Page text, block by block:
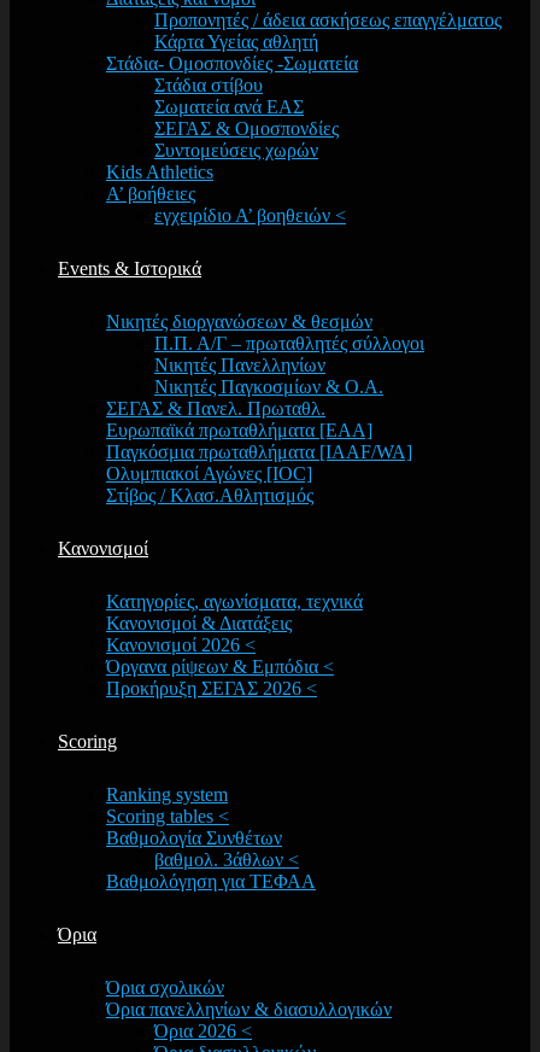
Προπονητές / άδεια ασκήσεως επαγγέλματος
Κάρτα Υγείας αθλητή
Στάδια- Ομοσπονδίες -Σωματεία
Στάδια στίβου
Σωματεία ανά ΕΑΣ
ΣΕΓΑΣ & Ομοσπονδίες
Συντομεύσεις χωρών
Kids Athletics
Α’ βοήθειες
εγχειρίδιο Α’ βοηθειών <
Events & Ιστορικά
Νικητές διοργανώσεων & θεσμών
Π.Π. Α/Γ – πρωταθλητές σύλλογοι
Νικητές Πανελληνίων
Νικητές Παγκοσμίων & Ο.Α.
ΣΕΓΑΣ & Πανελ. Πρωταθλ.
Ευρωπαϊκά πρωταθλήματα [EAA]
Παγκόσμια πρωταθλήματα [IAAF/WA]
Ολυμπιακοί Αγώνες [IOC]
Στίβος / Κλασ.Αθλητισμός
Κανονισμοί
Κατηγορίες, αγωνίσματα, τεχνικά
Κανονισμοί & Διατάξεις
Κανονισμοί 2026 <
Όργανα ρίψεων & Εμπόδια <
Προκήρυξη ΣΕΓΑΣ 2026 <
Scoring
Ranking system
Scoring tables <
Βαθμολογία Συνθέτων
βαθμολ. 3άθλων <
Βαθμολόγηση για ΤΕΦΑΑ
Όρια
Όρια σχολικών
Όρια πανελληνίων & διασυλλογικών
Όρια 2026 <